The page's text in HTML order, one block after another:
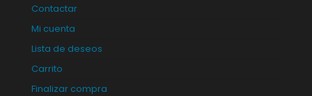
Contactar
Mi cuenta
Lista de deseos
Carrito
Finalizar compra